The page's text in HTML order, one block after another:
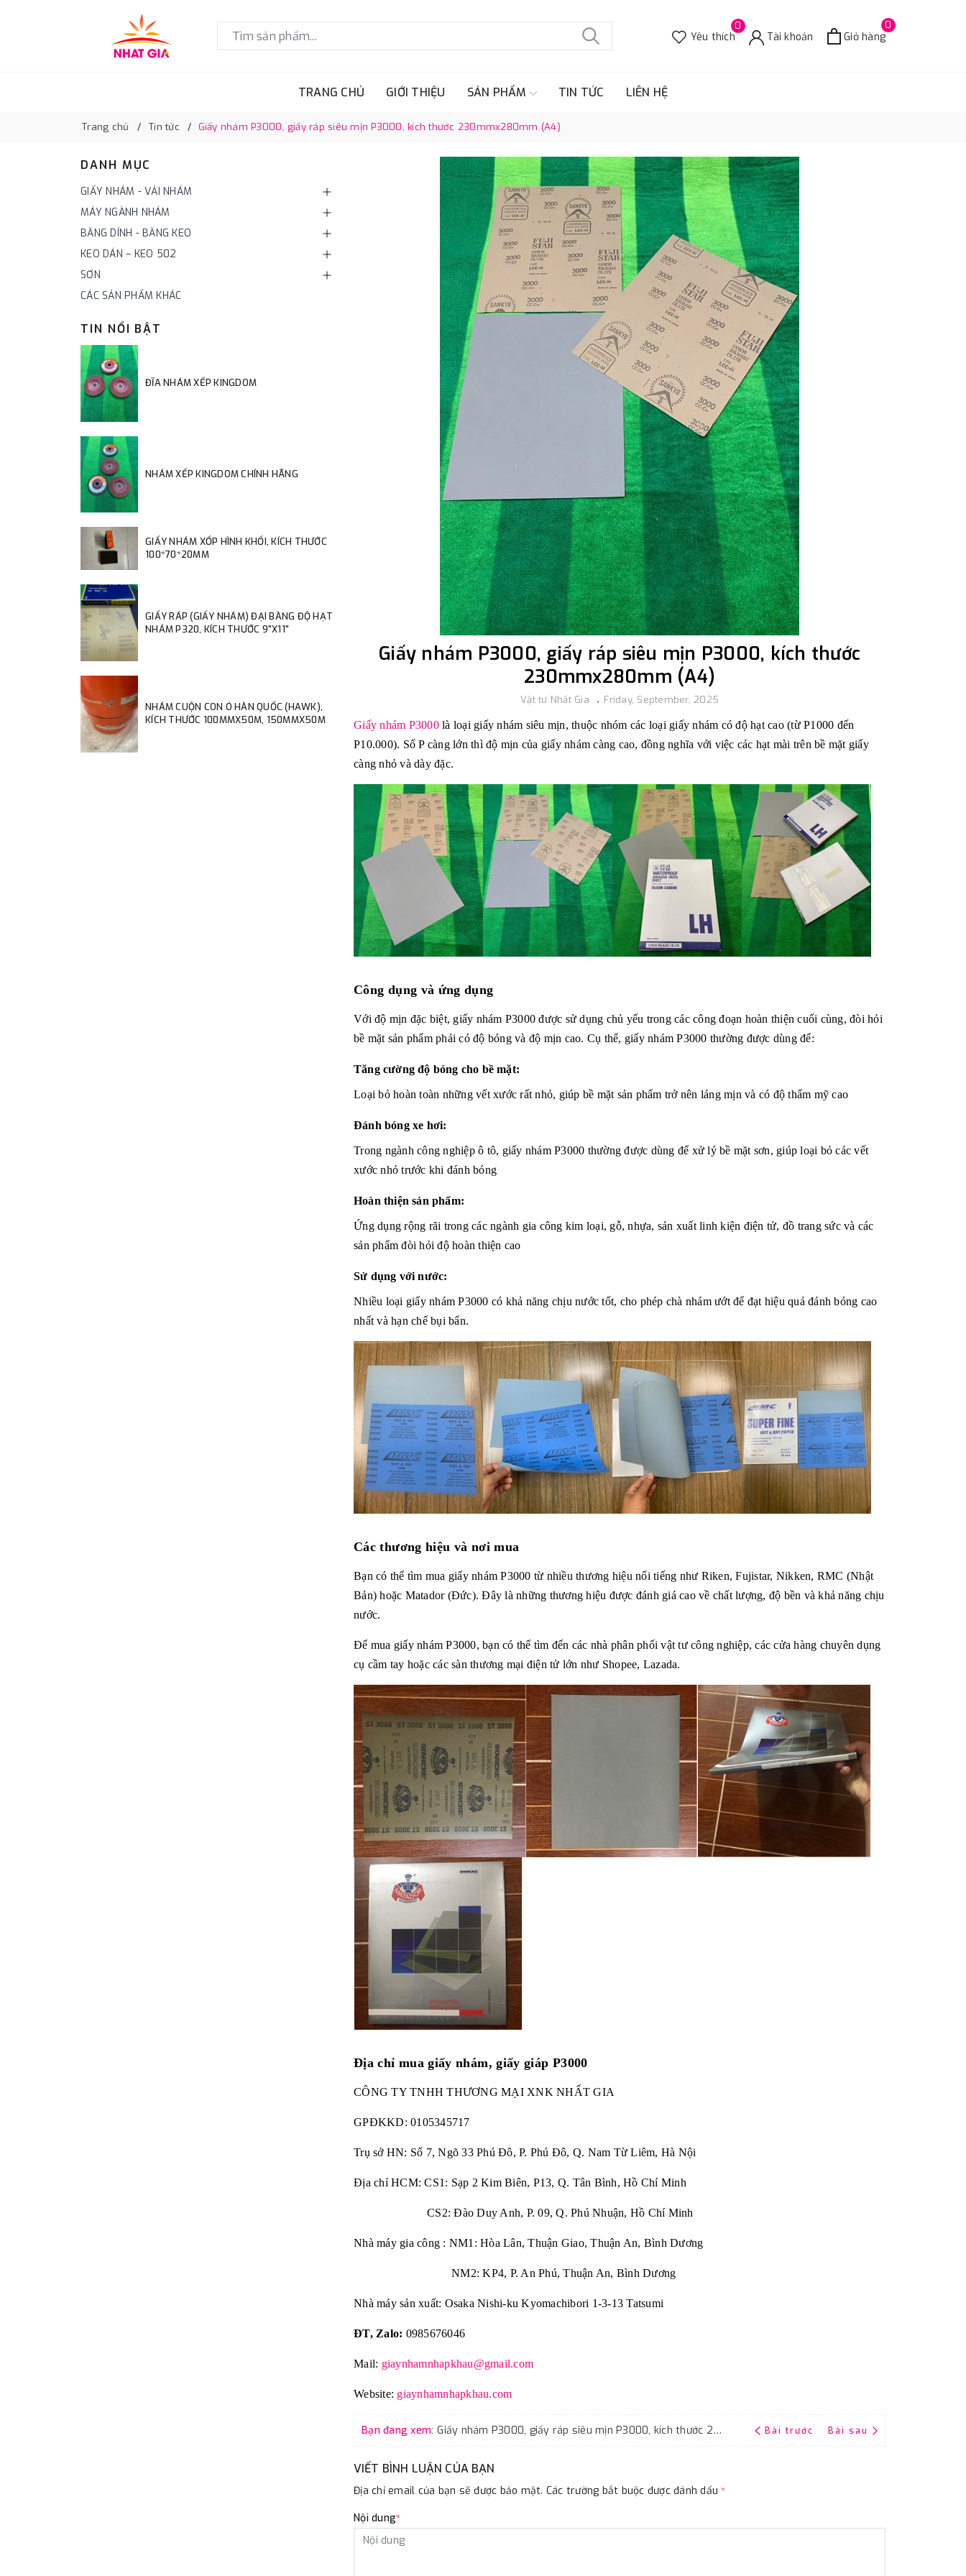
0
Yêu thích Tài khoản
0
Giỏ hàng
TRANG CHỦ GIỚI THIỆU SẢN PHẨM TIN TỨC LIÊN HỆ
Trang chủ Tin tức Giấy nhám P3000, giấy ráp siêu mịn P3000, kích thước 230mmx280mm (A4)
DANH MỤC
GIẤY NHÁM - VẢI NHÁM
MÁY NGÀNH NHÁM
BĂNG DÍNH - BĂNG KEO
KEO DÁN – KEO 502
SƠN
CÁC SẢN PHẨM KHÁC
TIN NỔI BẬT
ĐĨA NHÁM XẾP KINGDOM
NHÁM XẾP KINGDOM CHÍNH HÃNG
GIẤY NHÁM XỐP HÌNH KHỐI, KÍCH THƯỚC
100*70*20MM
GIẤY RÁP (GIẤY NHÁM) ĐẠI BÀNG ĐỘ HẠT
NHÁM P320, KÍCH THƯỚC 9"X11"
NHÁM CUỘN CON Ó HÀN QUỐC (HAWK),
KÍCH THƯỚC 100MMX50M, 150MMX50M
Giấy nhám P3000, giấy ráp siêu mịn P3000, kích thước
230mmx280mm (A4)
Vật tư Nhất Gia Friday, September, 2025
Giấy nhám P3000là loại giấy nhám siêu mịn, thuộc nhóm các loại giấy nhám có độ hạt cao (từ P1000 đến
P10.000). Số P càng lớn thì độ mịn của giấy nhám càng cao, đồng nghĩa với việc các hạt mài trên bề mặt giấy
càng nhỏ và dày đặc.
Công dụng và ứng dụng
Với độ mịn đặc biệt, giấy nhám P3000 được sử dụng chủ yếu trong các công đoạn hoàn thiện cuối cùng, đòi hỏi
bề mặt sản phẩm phải có độ bóng và độ mịn cao. Cụ thể, giấy nhám P3000 thường được dùng để:
Tăng cường độ bóng cho bề mặt:
Loại bỏ hoàn toàn những vết xước rất nhỏ, giúp bề mặt sản phẩm trở nên láng mịn và có độ thẩm mỹ cao
Đánh bóng xe hơi:
Trong ngành công nghiệp ô tô, giấy nhám P3000 thường được dùng để xử lý bề mặt sơn, giúp loại bỏ các vết
xước nhỏ trước khi đánh bóng
Hoàn thiện sản phẩm:
Ứng dụng rộng rãi trong các ngành gia công kim loại, gỗ, nhựa, sản xuất linh kiện điện tử, đồ trang sức và các
sản phẩm đòi hỏi độ hoàn thiện cao
Sử dụng với nước:
Nhiều loại giấy nhám P3000 có khả năng chịu nước tốt, cho phép chà nhám ướt để đạt hiệu quả đánh bóng cao
nhất và hạn chế bụi bẩn.
Các thương hiệu và nơi mua
Bạn có thể tìm mua giấy nhám P3000 từ nhiều thương hiệu nổi tiếng như Riken, Fujistar, Nikken, RMC (Nhật
Bản) hoặc Matador (Đức). Đây là những thương hiệu được đánh giá cao về chất lượng, độ bền và khả năng chịu
nước.
Để mua giấy nhám P3000, bạn có thể tìm đến các nhà phân phối vật tư công nghiệp, các cửa hàng chuyên dụng
cụ cầm tay hoặc các sàn thương mại điện tử lớn như Shopee, Lazada.
Địa chỉ mua giấy nhám,giấy giáp P3000
CÔNG TY TNHH THƯƠNG MẠI XNK NHẤT GIA
GPĐKKD: 0105345717
Trụ sở HN: Số 7, Ngõ 33 Phú Đô, P. Phú Đô, Q. Nam Từ Liêm, Hà Nội
Địa chỉ HCM: CS1: Sạp 2 Kim Biên, P13, Q. Tân Bình, Hồ Chí Minh
CS2: Đào Duy Anh, P. 09, Q. Phú Nhuận, Hồ Chí Minh
Nhà máy gia công : NM1: Hòa Lân, Thuận Giao, Thuận An, Bình Dương
NM2: KP4, P. An Phú, Thuận An, Bình Dương
Nhà máy sản xuất: Osaka Nishi-ku Kyomachibori 1-3-13 Tatsumi
ĐT, Zalo: 0985676046
Mail: giaynhamnhapkhau@gmail.com
Website: giaynhamnhapkhau.com
Bạn đang xem: Giấy nhám P3000, giấy ráp siêu mịn P3000, kích thước 230mmx280mm (A4) Bài trước Bài sau
VIẾT BÌNH LUẬN CỦA BẠN
Địa chỉ email của bạn sẽ được bảo mật. Các trường bắt buộc được đánh dấu*
Nội dung*